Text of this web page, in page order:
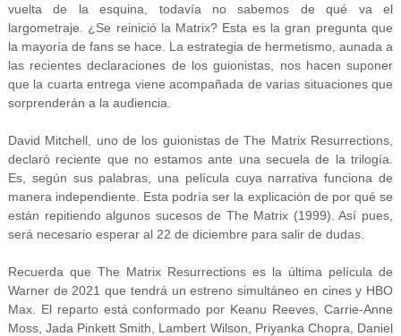
vuelta de la esquina, todavía no sabemos de qué va el
largometraje. ¿Se reinició la Matrix? Esta es la gran pregunta que
la mayoría de fans se hace. La estrategia de hermetismo, aunada a
las recientes declaraciones de los guionistas, nos hacen suponer
que la cuarta entrega viene acompañada de varias situaciones que
sorprenderán a la audiencia.
David Mitchell, uno de los guionistas de The Matrix Resurrections,
declaró reciente que no estamos ante una secuela de la trilogía.
Es, según sus palabras, una película cuya narrativa funciona de
manera independiente. Esta podría ser la explicación de por qué se
están repitiendo algunos sucesos de The Matrix (1999). Así pues,
será necesario esperar al 22 de diciembre para salir de dudas.
Recuerda que The Matrix Resurrections es la última película de
Warner de 2021 que tendrá un estreno simultáneo en cines y HBO
Max. El reparto está conformado por Keanu Reeves, Carrie-Anne
Moss, Jada Pinkett Smith, Lambert Wilson, Priyanka Chopra, Daniel